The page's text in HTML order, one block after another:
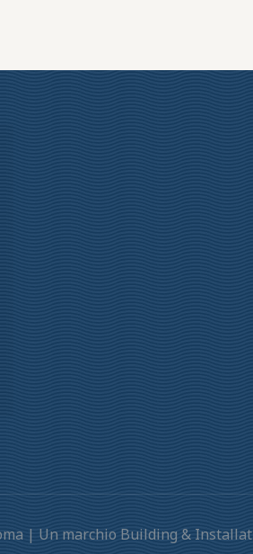
| Un marchio Building &